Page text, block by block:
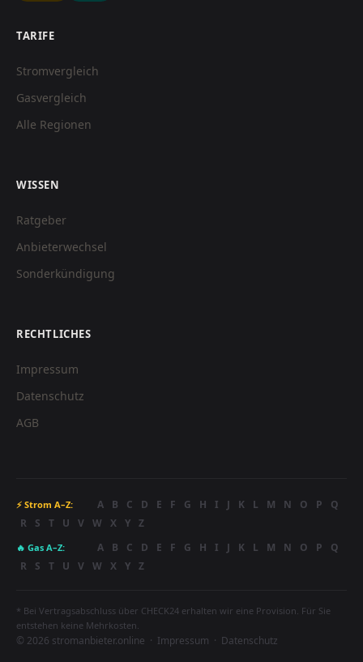
TARIFE
Stromvergleich
Gasvergleich
Alle Regionen
WISSEN
Ratgeber
Anbieterwechsel
Sonderkündigung
RECHTLICHES
Impressum
Datenschutz
AGB
⚡ Strom A–Z: A B C D E F G H I J K L M N O P
Q
R
S T U V W X Y Z
🔥 Gas A–Z: A B C D E F G H I J K L M N O P
Q
R
S T U V W X Y Z
* Bei Vertragsabschluss über CHECK24 erhalten wir eine Provision. Für Sie
entstehen keine Mehrkosten.
© 2026 stromanbieter.online · Impressum · Datenschutz